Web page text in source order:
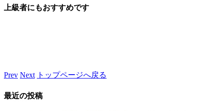
上級者にもおすすめです
Prev Next トップページへ戻る
最近の投稿